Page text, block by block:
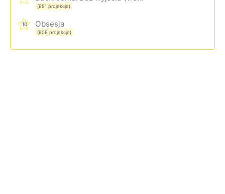
(691 projekcje)
10 Obsesja
(609 projekcje)